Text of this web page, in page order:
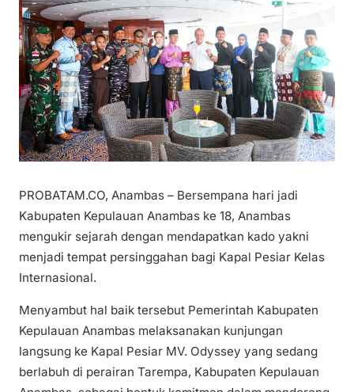
PROBATAM.CO, Anambas – Bersempana hari jadi
Kabupaten Kepulauan Anambas ke 18, Anambas
mengukir sejarah dengan mendapatkan kado yakni
menjadi tempat persinggahan bagi Kapal Pesiar Kelas
Internasional.
Menyambut hal baik tersebut Pemerintah Kabupaten
Kepulauan Anambas melaksanakan kunjungan
langsung ke Kapal Pesiar MV. Odyssey yang sedang
berlabuh di perairan Tarempa, Kabupaten Kepulauan